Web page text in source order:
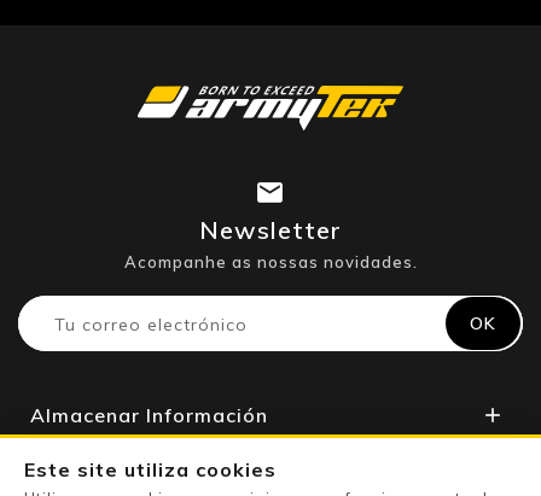
Newsletter
Acompanhe as nossas novidades.
Almacenar Información 
Apoyo Al Cliente
Este site utiliza cookies